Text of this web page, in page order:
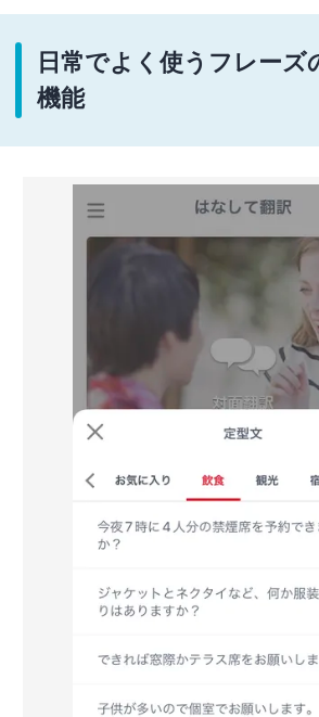
日常でよく使うフレーズ
機能